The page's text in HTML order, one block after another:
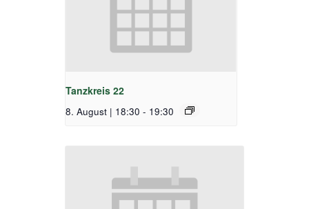
Tanzkreis 22
8. August | 18:30 - 19:30